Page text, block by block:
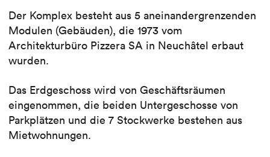
Der Komplex besteht aus 5 aneinandergrenzenden
Modulen (Gebäuden), die 1973 vom
Architekturbüro Pizzera SA in Neuchâtel erbaut
wurden.
Das Erdgeschoss wird von Geschäftsräumen
eingenommen, die beiden Untergeschosse von
Parkplätzen und die 7 Stockwerke bestehen aus
Mietwohnungen.